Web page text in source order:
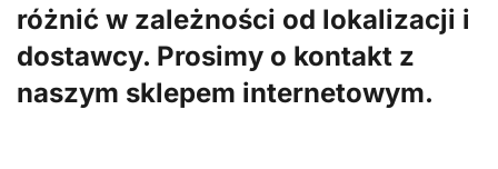
różnić w zależności od lokalizacji i
dostawcy. Prosimy o kontakt z
naszym sklepem internetowym.